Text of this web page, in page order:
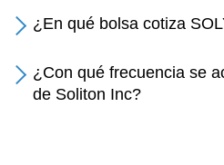
¿En qué bolsa cotiza
¿Con qué frecuencia se
de Soliton Inc?